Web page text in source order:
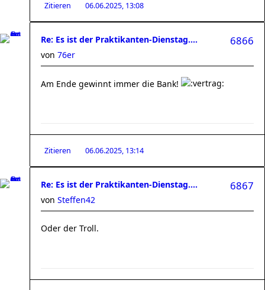
Zitieren 06.06.2025, 13:08
Re: Es ist der Praktikanten-Dienstag.... 6866
von 76er
Am Ende gewinnt immer die Bank!
Zitieren 06.06.2025, 13:14
Re: Es ist der Praktikanten-Dienstag.... 6867
von Steffen42
Oder der Troll.